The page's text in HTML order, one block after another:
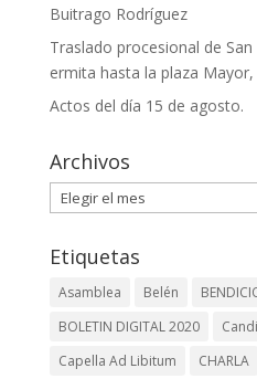
Buitrago Rodríguez
Traslado procesional de
ermita hasta la plaza
Actos del día 15 de agosto.
Archivos
Archivos
Etiquetas
Asamblea Belén
BOLETIN DIGITAL 2020
Capella Ad Libitum
CHARLA